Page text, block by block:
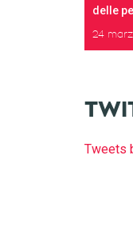
delle
24
Tweets